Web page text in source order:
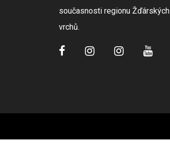
současnosti regionu Žďárských
vrchů.